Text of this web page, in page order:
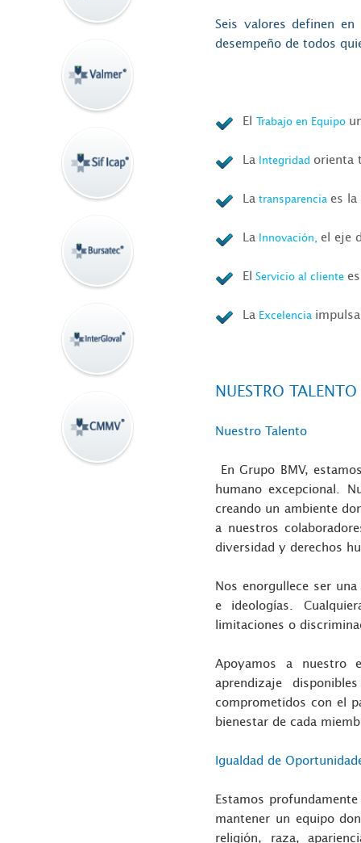
Seis valores definen
desempeño de todos
El Trabajo en Equipo
La Integridad orienta
La transparencia es la
La Innovación, el eje
El Servicio al cliente
La Excelencia
NUESTRO TALENTO
Nuestro Talento
EnGrupo BMV,
humano excepcional.
creando un ambiente
a nuestros
diversidad y derechos
Nos enorgullece ser
e ideologías .
limitaciones o
Apoyamos a nuestro
aprendizaje
comprometidos con el
bienestar de cada
Igualdad de
Estamos
mantener un equipo
religión, raza,